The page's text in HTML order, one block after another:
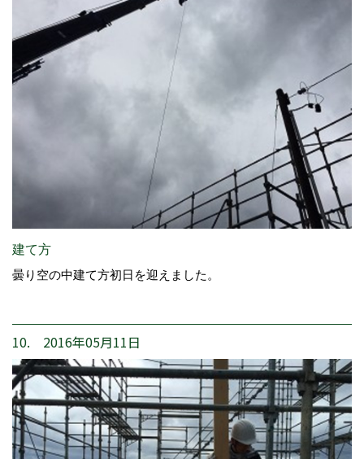
建て方
曇り空の中建て方初日を迎えました。
10. 2016年05月11日